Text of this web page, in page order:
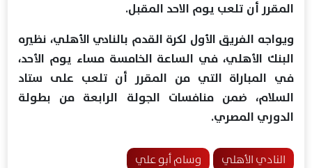
المقرر أن تلعب يوم الاحد المقبل.
ويواجه الفريق الأول لكرة القدم بالنادي الأهلي، نظيره
البنك الأهلي، في الساعة الخامسة مساء يوم الأحد،
في المباراة التي من المقرر أن تلعب على ستاد
السلام، ضمن منافسات الجولة الرابعة من بطولة
الدوري المصري.
النادي الأهلي وسام أبو علي